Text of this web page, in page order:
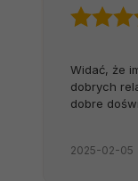
Widać, że
dobrych
dobre
2025-02-05